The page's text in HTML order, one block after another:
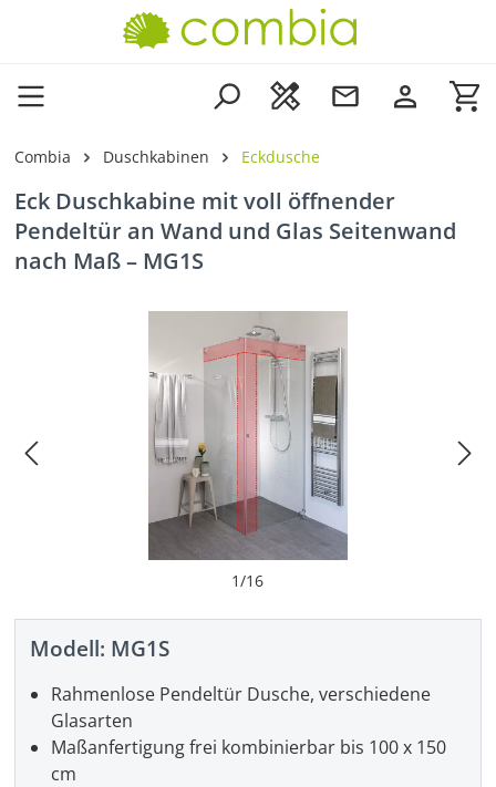
Zum Hauptinhalt springen
Combia Duschkabinen Eckdusche
Eck Duschkabine mit voll öffnender
Pendeltür an Wand und Glas Seitenwand
nach Maß – MG1S
1/16
Modell: MG1S
Rahmenlose Pendeltür Dusche, verschiedene
Glasarten
Maßanfertigung frei kombinierbar bis 100 x 150
cm